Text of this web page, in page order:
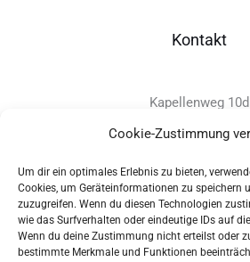
Cookie-Zustimmung
Um dir ein optimales Erlebnis zu bieten,
Cookies, um Geräteinformationen zu speichern
zuzugreifen. Wenn du diesen Technologien
wie das Surfverhalten oder eindeutige IDs auf
Wenn du deine Zustimmung nicht erteilst oder
bestimmte Merkmale und Funktionen
Kontakt
Kapellenweg 10d
D-94575 Windorf
+49 - (0)8546 - 97
info@provitec.de